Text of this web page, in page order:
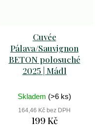
Cuvée
Pálava/Sauvignon
BETON polosuché
2025 | Mádl
Skladem (>6 ks)
164,46 Kč bez DPH
199 Kč